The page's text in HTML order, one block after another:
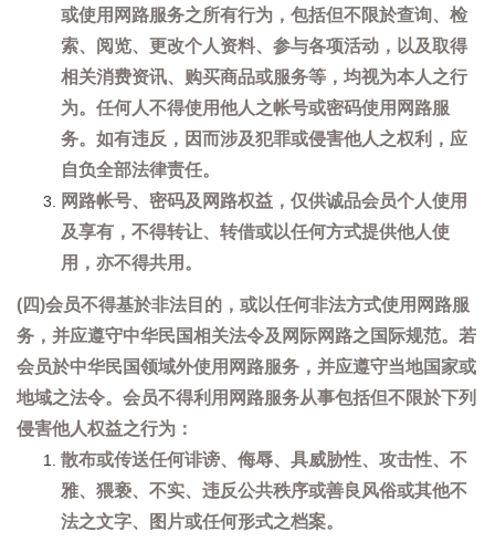
或使用网路服务之所有行为，包括但不限於查询、检
索、阅览、更改个人资料、参与各项活动，以及取得
相关消费资讯、购买商品或服务等，均视为本人之行
为。任何人不得使用他人之帐号或密码使用网路服
务。如有违反，因而涉及犯罪或侵害他人之权利，应
自负全部法律责任。
网路帐号、密码及网路权益，仅供诚品会员个人使用
及享有，不得转让、转借或以任何方式提供他人使
用，亦不得共用。
(四)会员不得基於非法目的，或以任何非法方式使用网路服
务，并应遵守中华民国相关法令及网际网路之国际规范。若
会员於中华民国领域外使用网路服务，并应遵守当地国家或
地域之法令。会员不得利用网路服务从事包括但不限於下列
侵害他人权益之行为：
散布或传送任何诽谤、侮辱、具威胁性、攻击性、不
雅、猥亵、不实、违反公共秩序或善良风俗或其他不
法之文字、图片或任何形式之档案。